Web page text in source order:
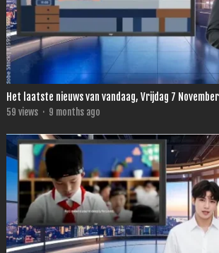
Het laatste nieuws van vandaag, Vrijdag 7
59 views · 9 months ago